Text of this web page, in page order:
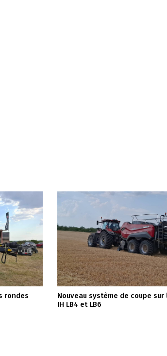
rondes
Nouveau système de coupe sur
IH LB4 et LB6